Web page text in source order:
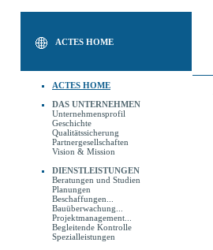
ACTES HOME
ACTES HOME
DAS UNTERNEHMEN
Unternehmensprofil
Geschichte
Qualitätssicherung
Partnergesellschaften
Vision & Mission
DIENSTLEISTUNGEN
Beratungen und Studien
Planungen
Beschaffungen...
Bauüberwachung...
Projektmanagement...
Begleitende Kontrolle
Spezialleistungen